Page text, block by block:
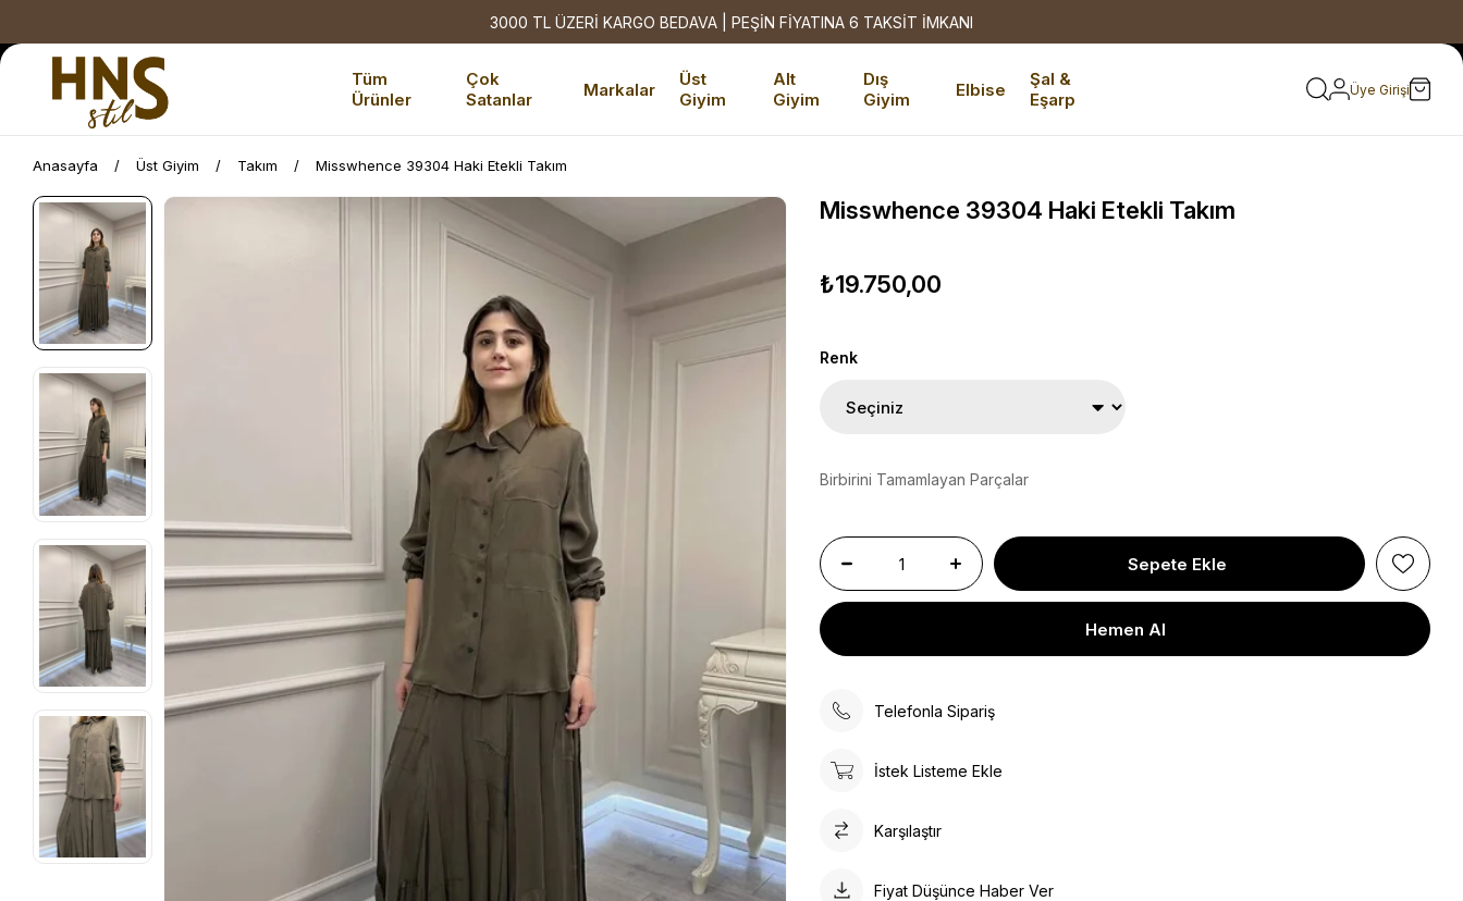
3000 TL ÜZERİ KARGO BEDAVA | PEŞİN FİYATINA 6 TAKSİT İMKANI
Tüm
Ürünler
Çok
Satanlar
Markalar
Üst
Giyim
Alt
Giyim
Dış
Giyim
Elbise
Şal &
Eşarp
Üye Girişi
Anasayfa Üst Giyim Takım Misswhence 39304 Haki Etekli Takım
Misswhence 39304 Haki Etekli Takım
₺19.750,00
Renk
Birbirini Tamamlayan Parçalar
Telefonla Sipariş
İstek Listeme Ekle
Karşılaştır
Fiyat Düşünce Haber Ver